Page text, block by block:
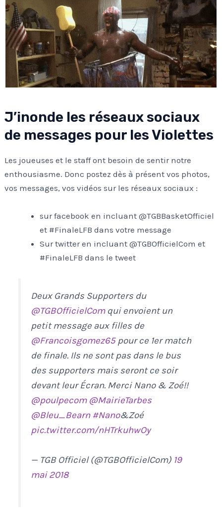
J’inonde les réseaux sociaux
de messages pour les Violettes
Les joueuses et le staff ont besoin de sentir notre
enthousiasme. Donc postez dès à présent vos photos,
vos messages, vos vidéos sur les réseaux sociaux :
sur facebook en incluant @TGBBasketOfficiel
et #FinaleLFB dans votre message
Sur twitter en incluant @TGBOfficielCom et
#FinaleLFB dans le tweet
Deux Grands Supporters du
@TGBOfficielComqui envoient un
petit message aux filles de
@Francoisgomez65pour ce 1er match
de finale. Ils ne sont pas dans le bus
des supporters mais seront ce soir
devant leur Écran. Merci Nano & Zoé!!
@poulpecom @MairieTarbes
@Bleu_Bearn #Nano&Zoé
pic.twitter.com/nHTrkuhwOy
— TGB Officiel (@TGBOfficielCom) 19
mai 2018